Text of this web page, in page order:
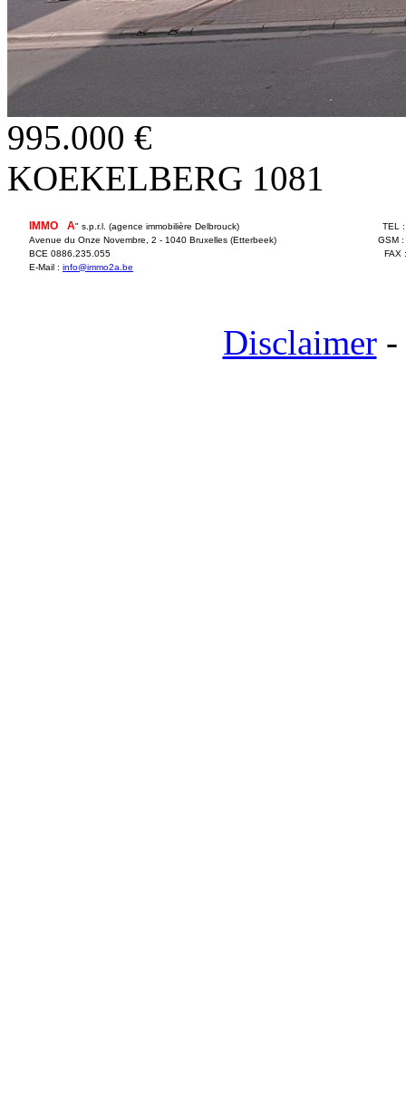
995.000 €
KOEKELBERG 1081
IMMO A" s.p.r.l. (agence immobilière Delbrouck)
Avenue du Onze Novembre, 2 - 1040 Bruxelles (Etterbeek)
BCE 0886.235.055
E-Mail : info@immo2a.be
TEL
GSM
FAX
Disclaimer-